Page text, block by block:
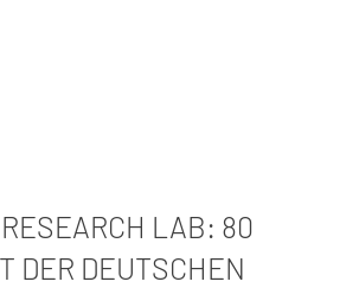
LAB: 80
DER DEUTSCHEN